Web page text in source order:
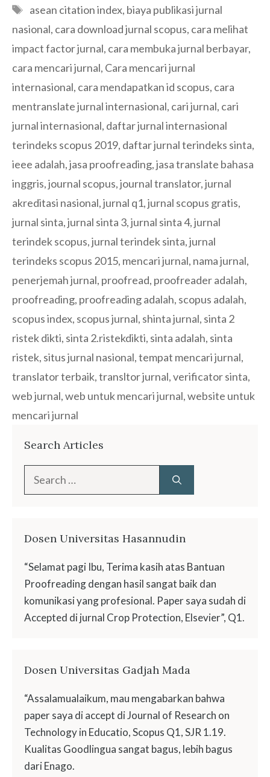
Tags
asean citation index, biaya publikasi jurnal
nasional, cara download jurnal scopus, cara melihat
impact factor jurnal, cara membuka jurnal berbayar,
cara mencari jurnal, Cara mencari jurnal
internasional, cara mendapatkan id scopus, cara
mentranslate jurnal internasional, cari jurnal, cari
jurnal internasional, daftar jurnal internasional
terindeks scopus 2019, daftar jurnal terindeks sinta,
ieee adalah,jasa proofreading,jasa translate bahasa
inggris,journal scopus,journal translator,jurnal
akreditasi nasional,jurnal q1,jurnal scopus gratis,
jurnal sinta,jurnal sinta 3,jurnal sinta 4,jurnal
terindek scopus,jurnal terindek sinta,jurnal
terindeks scopus 2015, mencari jurnal, nama jurnal,
penerjemah jurnal, proofread, proofreader adalah,
proofreading, proofreading adalah, scopus adalah,
scopus index, scopus jurnal, shinta jurnal, sinta 2
ristek dikti, sinta 2.ristekdikti, sinta adalah, sinta
ristek, situs jurnal nasional,tempat mencari jurnal,
translator terbaik,transltor jurnal,verificator sinta,
web jurnal,web untuk mencari jurnal,website untuk
mencari jurnal
Search Articles
Dosen Universitas Hasannudin
“Selamat pagi Ibu, Terima kasih atas Bantuan
Proofreading dengan hasil sangat baik dan
komunikasi yang profesional. Paper saya sudah di
Accepted di jurnal Crop Protection, Elsevier”, Q1.
Dosen Universitas Gadjah Mada
“Assalamualaikum, mau mengabarkan bahwa
paper saya di accept di Journal of Research on
Technology in Educatio, Scopus Q1, SJR 1.19.
Kualitas Goodlingua sangat bagus, lebih bagus
dari Enago.